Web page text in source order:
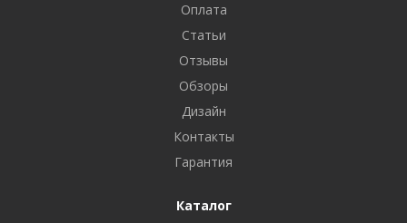
Оплата
Статьи
Отзывы
Обзоры
Дизайн
Контакты
Гарантия
Каталог